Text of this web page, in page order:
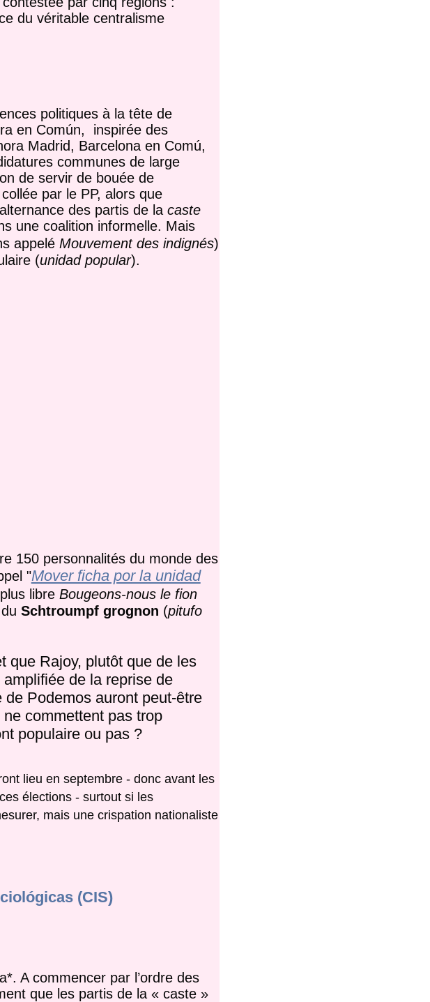
du véritable centralisme
politiques à la tête de
en Común, inspirée des
Madrid, Barcelona en Comú,
communes de large
de servir de bouée de
par le PP, alors que
des partis de la caste
une coalition informelle. Mais
appelé Mouvement des indignés)
(unidad popular).
150 personnalités du monde des
"Mover ficha por la unidad
libre Bougeons-nous le fion
Schtroumpf grognon (pitufo
que Rajoy, plutôt que de les
de la reprise de
de Podemos auront peut-être
commettent pas trop
populaire ou pas ?
lieu en septembre - donc avant les
élections - surtout si les
mais une crispation nationaliste
(CIS)
A commencer par l’ordre des
que les partis de la « caste »